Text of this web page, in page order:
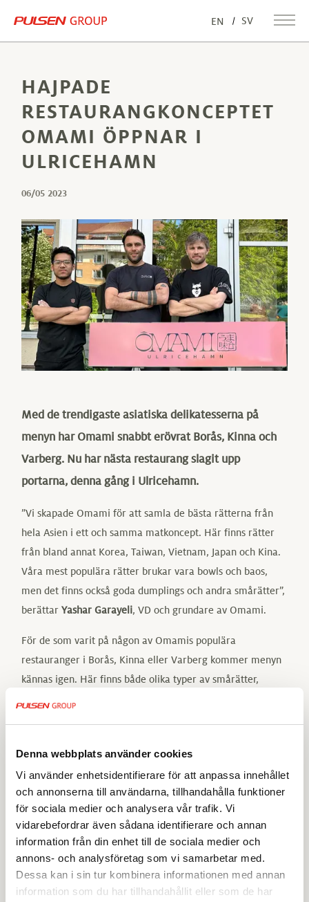
Denna webbplats använder cookies
Vi använder enhetsidentifierare för att anpassa innehållet
och annonserna till användarna, tillhandahålla funktioner
för sociala medier och analysera vår trafik. Vi
vidarebefordrar även sådana identifierare och annan
information från din enhet till de sociala medier och
annons- och analysföretag som vi samarbetar med.
Dessa kan i sin tur kombinera informationen med annan
information som du har tillhandahållit eller som de har
EN SV
HAJPADE
RESTAURANGKONCEPTET
OMAMI ÖPPNAR I
ULRICEHAMN
06/05 2023
Med de trendigaste asiatiska delikatesserna på
menyn har Omami snabbt erövrat Borås, Kinna och
Varberg. Nu har nästa restaurang slagit upp
portarna, denna gång i Ulricehamn.
”Vi skapade Omami för att samla de bästa rätterna från
hela Asien i ett och samma matkoncept. Här finns rätter
från bland annat Korea, Taiwan, Vietnam, Japan och Kina.
Våra mest populära rätter brukar vara bowls och baos,
men det finns också goda dumplings och andra smårätter”,
berättar Yashar Garayeli, VD och grundare av Omami.
För de som varit på någon av Omamis populära
restauranger i Borås, Kinna eller Varberg kommer menyn
kännas igen. Här finns både olika typer av smårätter,
vissa nyheter, som inte finns på de andra restaurangerna,
berättar Yashar Garayeli.
”Vi kommer vara den första av våra restauranger som
erbjuder möjligheten att dricka öl eller vin till maten. Vi
tror det blir en smakkombination som våra gäster kommer
uppskatta. Dessutom blir vi en digital restaurang, där man